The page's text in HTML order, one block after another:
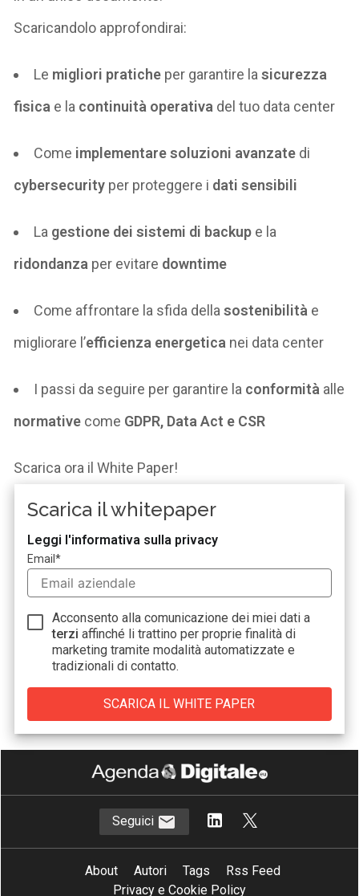
Scaricandolo approfondirai:
Le migliori pratiche per garantire lasicurezza
fisica e la continuità operativa del tuo data center
Come implementare soluzioni avanzate di
cybersecurity per proteggere i dati sensibili
La gestione dei sistemi di backup e la
ridondanza per evitare downtime
Come affrontare la sfida dellasostenibilità e
migliorare l’efficienza energetica nei data center
I passi da seguire per garantire la conformità alle
normative come GDPR, Data Act e CSR
Scarica ora il White Paper!
Scarica il whitepaper
Leggi l'informativa sulla privacy
Email*
Acconsento alla comunicazione dei miei dati a
terzi affinché li trattino per proprie finalità di
marketing tramite modalità automatizzate e
tradizionali di contatto.
Seguici
About Autori Tags
Rss Feed
Privacy e Cookie Policy